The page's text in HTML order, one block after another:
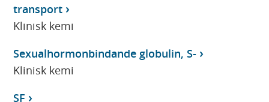
transport
Klinisk kemi
Sexualhormonbindande globulin, S-
Klinisk kemi
SF